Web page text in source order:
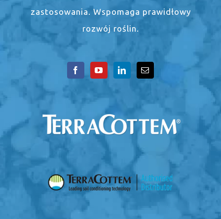
zastosowania. Wspomaga prawidłowy
rozwój roślin.